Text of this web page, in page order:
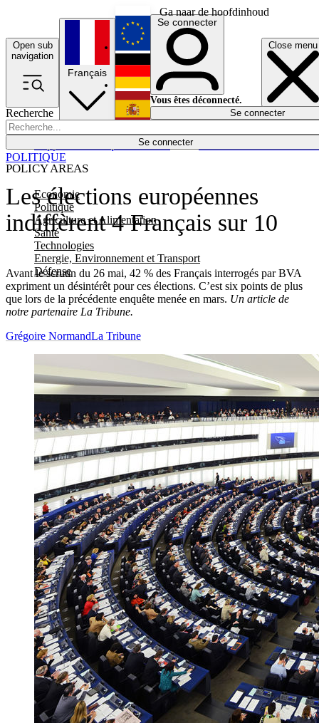
Ga naar de hoofdinhoud
Open sub
navigation
Close menu
Recherche
Se connecter
POLICY AREAS
Economie
Politique
Agriculture et Alimentation
Santé
Technologies
Energie, Environnement et Transport
Défense
Économie
Français
English
Deutsch
Español
Se connecter
Vous êtes déconnecté.
Se connecter
Les élections européennes
indiffèrent 4 Français sur 10
Avant le scrutin du 26 mai, 42 % des Français interrogés par BVA
expriment un désintérêt pour ces élections. C’est six points de plus
que lors de la précédente enquête menée en mars. Un article de
notre partenaire La Tribune.
POLITIQUE
Grégoire NormandLa Tribune